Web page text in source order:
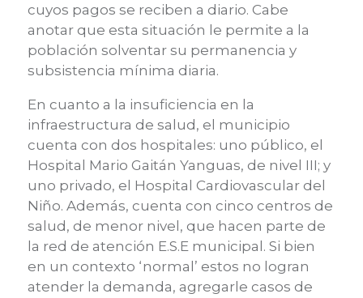
cuyos pagos se reciben a diario. Cabe
anotar que esta situación le permite a la
población solventar su permanencia y
subsistencia mínima diaria.
En cuanto a la insuficiencia en la
infraestructura de salud, el municipio
cuenta con dos hospitales: uno público, el
Hospital Mario Gaitán Yanguas, de nivel III; y
uno privado, el Hospital Cardiovascular del
Niño. Además, cuenta con cinco centros de
salud, de menor nivel, que hacen parte de
la red de atención E.S.E municipal. Si bien
en un contexto ‘normal’ estos no logran
atender la demanda, agregarle casos de